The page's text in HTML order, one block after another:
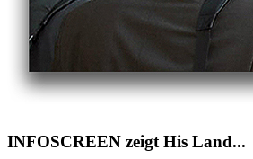
INFOSCREEN zeigt His Land...